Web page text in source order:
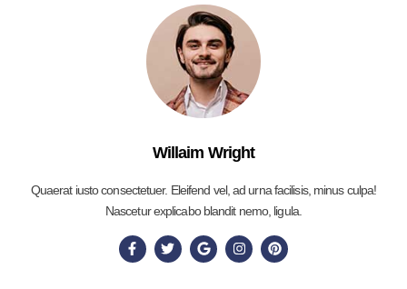
Willaim Wright
Quaerat iusto consectetuer. Eleifend vel, ad urna facilisis, minus culpa!
Nascetur explicabo blandit nemo, ligula.